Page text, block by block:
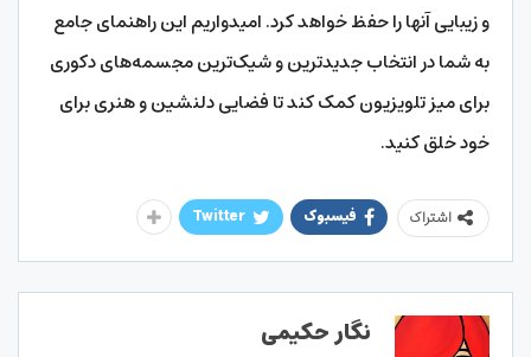
و زیبایی آنها را حفظ خواهد کرد. امیدواریم این راهنمای جامع
به شما در انتخاب جدیدترین و شیک‌ترین مجسمه‌های دکوری
برای میز تلویزیون کمک کند تا فضایی دلنشین و هنری برای
خود خلق کنید.
اشتراک فیسبوک Twitter
نگار حکیمی